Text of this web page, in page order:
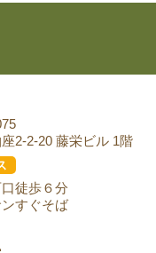
座2-2-20 藤栄ビル 1階
口徒歩６分
すぐそば